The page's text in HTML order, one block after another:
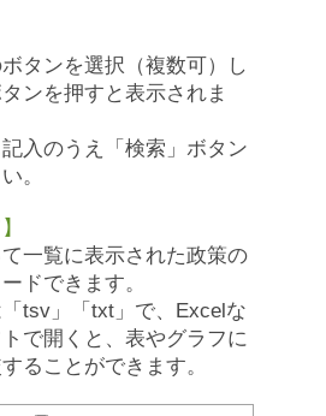
タンを選択（複数可）し
ンを押すと表示されま
入のうえ「検索」ボタン
。
一覧に表示された政策の
ドできます。
tsv」「txt」で、Excelな
で開くと、表やグラフに
ることができます。